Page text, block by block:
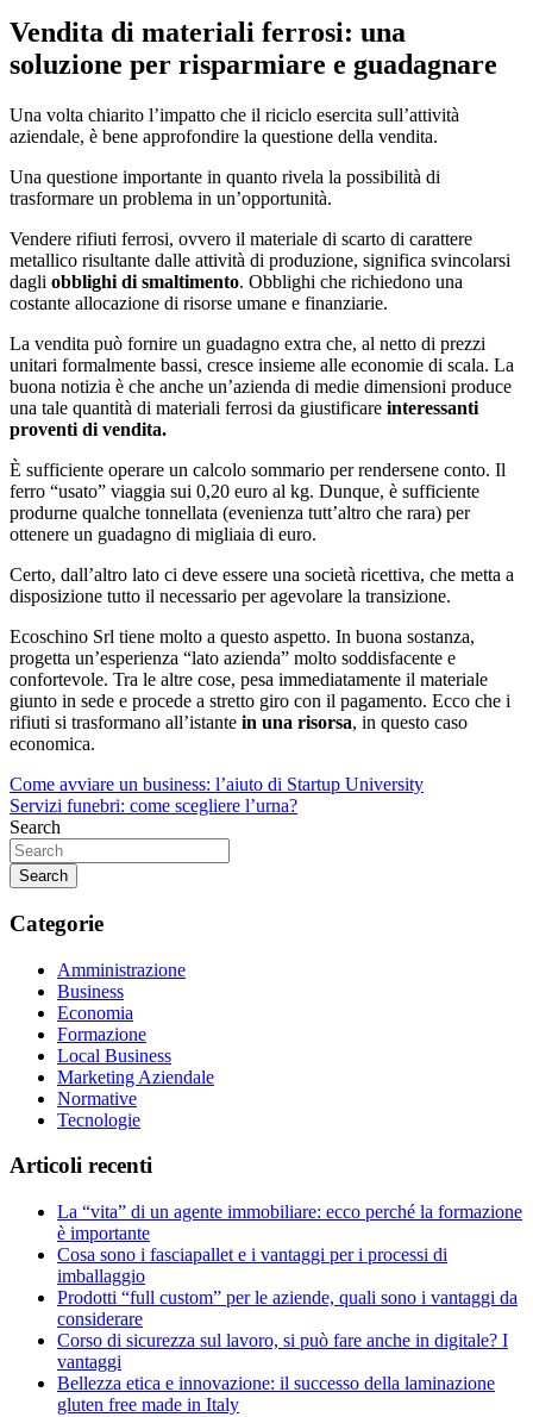
Vendita di materiali ferrosi: una
soluzione per risparmiare e guadagnare
Una volta chiarito l’impatto che il riciclo esercita sull’attività
aziendale, è bene approfondire la questione della vendita.
Una questione importante in quanto rivela la possibilità di
trasformare un problema in un’opportunità.
Vendere rifiuti ferrosi, ovvero il materiale di scarto di carattere
metallico risultante dalle attività di produzione, significa svincolarsi
dagli obblighi di smaltimento. Obblighi che richiedono una
costante allocazione di risorse umane e finanziarie.
La vendita può fornire un guadagno extra che, al netto di prezzi
unitari formalmente bassi, cresce insieme alle economie di scala. La
buona notizia è che anche un’azienda di medie dimensioni produce
una tale quantità di materiali ferrosi da giustificare interessanti
proventi di vendita.
È sufficiente operare un calcolo sommario per rendersene conto. Il
ferro “usato” viaggia sui 0,20 euro al kg. Dunque, è sufficiente
produrne qualche tonnellata (evenienza tutt’altro che rara) per
ottenere un guadagno di migliaia di euro.
Certo, dall’altro lato ci deve essere una società ricettiva, che metta a
disposizione tutto il necessario per agevolare la transizione.
Ecoschino Srl tiene molto a questo aspetto. In buona sostanza,
progetta un’esperienza “lato azienda” molto soddisfacente e
confortevole. Tra le altre cose, pesa immediatamente il materiale
giunto in sede e procede a stretto giro con il pagamento. Ecco che i
rifiuti si trasformano all’istante in una risorsa, in questo caso
economica.
Navigazione
articoli
Come avviare un business: l’aiuto di Startup University
Servizi funebri: come scegliere l’urna?
Search
Search
Categorie
Amministrazione
Business
Economia
Formazione
Local Business
Marketing Aziendale
Normative
Tecnologie
Articoli recenti
La “vita” di un agente immobiliare: ecco perché la formazione
è importante
Cosa sono i fasciapallet e i vantaggi per i processi di
imballaggio
Prodotti “full custom” per le aziende, quali sono i vantaggi da
considerare
Corso di sicurezza sul lavoro, si può fare anche in digitale? I
vantaggi
Bellezza etica e innovazione: il successo della laminazione
gluten free made in Italy